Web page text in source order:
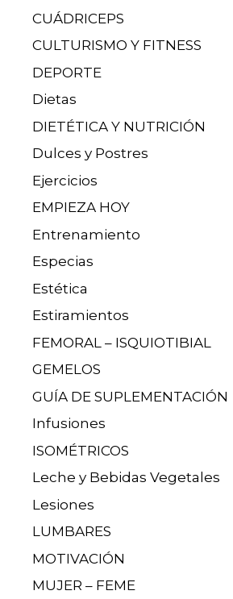
CUÁDRICEPS
CULTURISMO Y FITNESS
DEPORTE
Dietas
DIETÉTICA Y NUTRICIÓN
Dulces y Postres
Ejercicios
EMPIEZA HOY
Entrenamiento
Especias
Estética
Estiramientos
FEMORAL – ISQUIOTIBIAL
GEMELOS
GUÍA DE SUPLEMENTACIÓN
Infusiones
ISOMÉTRICOS
Leche y Bebidas Vegetales
Lesiones
LUMBARES
MOTIVACIÓN
MUJER – FEME